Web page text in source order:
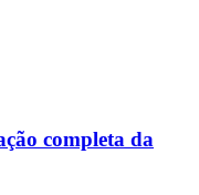
completa da